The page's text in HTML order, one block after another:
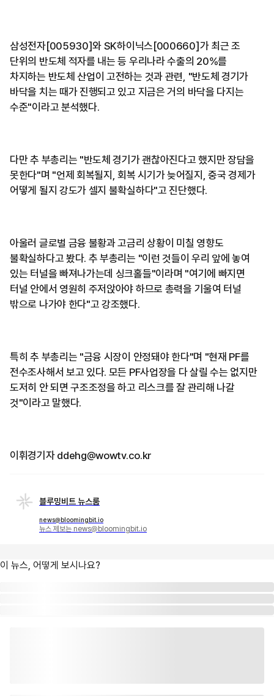
삼성전자[005930]와 SK하이닉스[000660]가 최근 조
단위의 반도체 적자를 내는 등 우리나라 수출의 20%를
차지하는 반도체 산업이 고전하는 것과 관련, "반도체 경기가
바닥을 치는 때가 진행되고 있고 지금은 거의 바닥을 다지는
수준"이라고 분석했다.
다만 추 부총리는 "반도체 경기가 괜찮아진다고 했지만 장담을
못한다"며 "언제 회복될지, 회복 시기가 늦어질지, 중국 경제가
어떻게 될지 강도가 셀지 불확실하다"고 진단했다.
아울러 글로벌 금융 불황과 고금리 상황이 미칠 영향도
불확실하다고 봤다. 추 부총리는 "이런 것들이 우리 앞에 놓여
있는 터널을 빠져나가는데 싱크홀들"이라며 "여기에 빠지면
터널 안에서 영원히 주저앉아야 하므로 총력을 기울여 터널
밖으로 나가야 한다"고 강조했다.
특히 추 부총리는 "금융 시장이 안정돼야 한다"며 "현재 PF를
전수조사해서 보고 있다. 모든 PF사업장을 다 살릴 수는 없지만
도저히 안 되면 구조조정을 하고 리스크를 잘 관리해 나갈
것"이라고 말했다.
이휘경기자 ddehg@wowtv.co.kr
블루밍비트 뉴스룸
news@bloomingbit.io
뉴스 제보는 news@bloomingbit.io
이 뉴스, 어떻게 보시나요?